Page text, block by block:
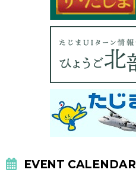
EVENT CALENDAR